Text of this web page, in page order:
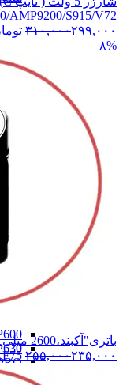
SZZT
AMP9200/S915/V72
۳۱۰,۰۰۰۲۹۹,۰۰۰
۸%
۲۵۵,۰۰۰۲۳۵,۰۰۰